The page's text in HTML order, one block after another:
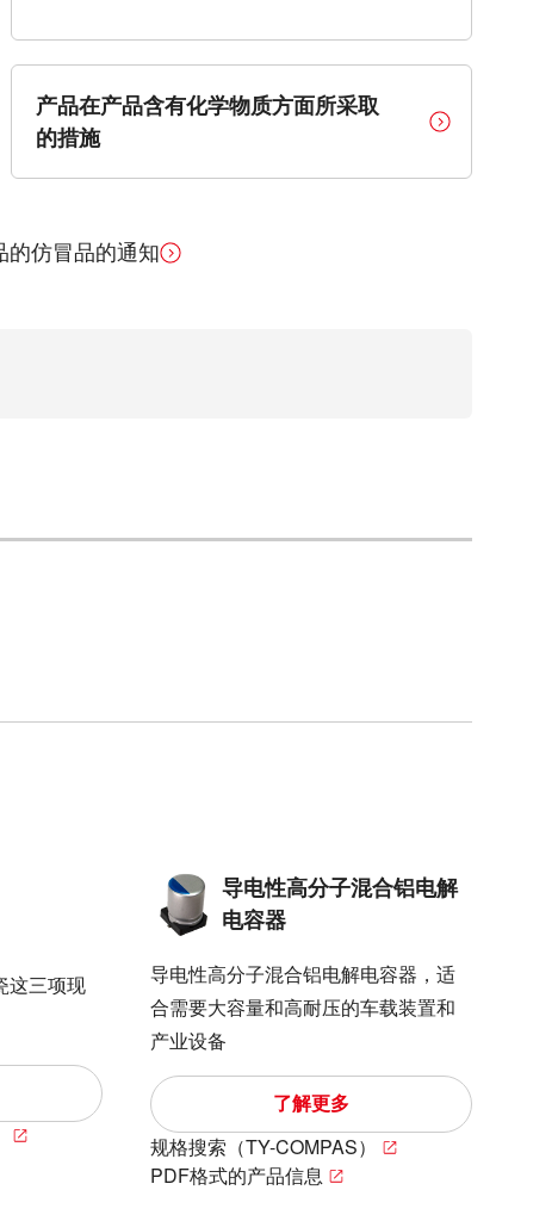
产品在产品含有化学物质方面所采取
的措施
的仿冒品的通知
这三项现
导电性高分子混合铝电解
电容器
导电性高分子混合铝电解电容器，适
合需要大容量和高耐压的车载装置和
产业设备
了解更多
规格搜索（TY-COMPAS）
PDF格式的产品信息